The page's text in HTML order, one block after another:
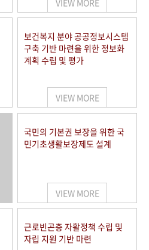
VIEW MORE
보건복지 분야 공공정보시스템
구축 기반 마련을 위한 정보화
계획 수립 및 평가
VIEW MORE
국민의 기본권 보장을 위한 국
민기초생활보장제도 설계
VIEW MORE
근로빈곤층 자활정책 수립 및
자립 지원 기반 마련